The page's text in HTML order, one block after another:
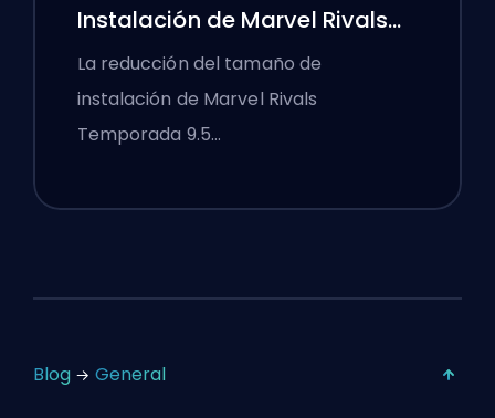
Instalación de Marvel Rivals
Temporada 9.5 Explicada
La reducción del tamaño de
instalación de Marvel Rivals
Temporada 9.5…
Blog General